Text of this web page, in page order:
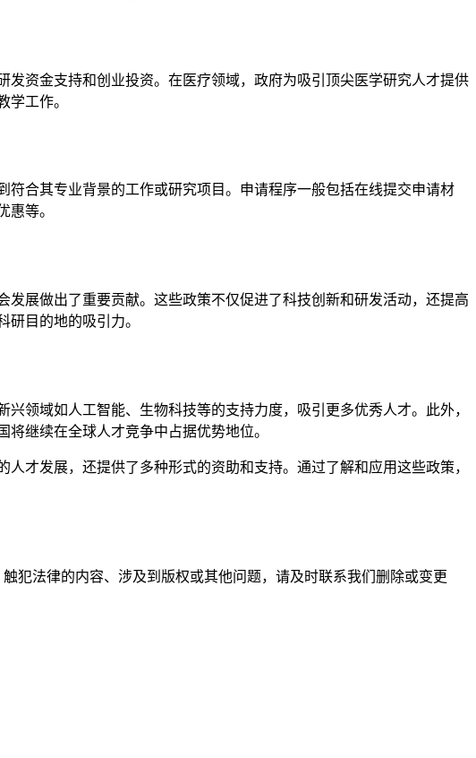
资金支持和创业投资。在医疗领域，政府为吸引顶尖医学研究人才提供
学工作。
合其专业背景的工作或研究项目。申请程序一般包括在线提交申请材
惠等。
展做出了重要贡献。这些政策不仅促进了科技创新和研发活动，还提高
目的地的吸引力。
领域如人工智能、生物科技等的支持力度，吸引更多优秀人才。此外，
继续在全球人才竞争中占据优势地位。
才发展，还提供了多种形式的资助和支持。通过了解和应用这些政策，
犯法律的内容、涉及到版权或其他问题，请及时联系我们删除或变更